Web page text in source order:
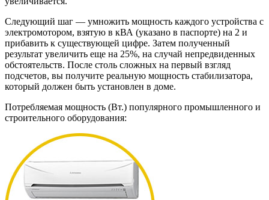
Следующий шаг — умножить мощность каждого устройства с
электромотором, взятую в кВА (указано в паспорте) на 2 и
прибавить к существующей цифре. Затем полученный
результат увеличить еще на 25%, на случай непредвиденных
обстоятельств. После столь сложных на первый взгляд
подсчетов, вы получите реальную мощность стабилизатора,
который должен быть установлен в доме.
Потребляемая мощность (Вт.) популярного промышленного и
строительного оборудования: